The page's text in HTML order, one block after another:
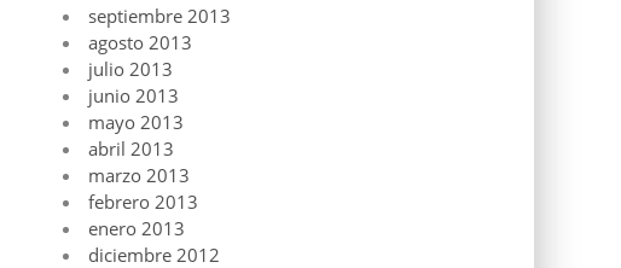
septiembre 2013
agosto 2013
julio 2013
junio 2013
mayo 2013
abril 2013
marzo 2013
febrero 2013
enero 2013
diciembre 2012